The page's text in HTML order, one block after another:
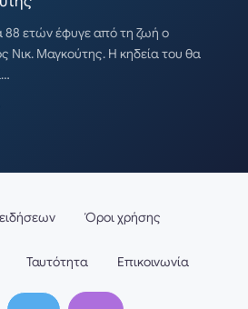
88 ετών έφυγε από τη ζωή ο
Νικ. Μαγκούτης. Η κηδεία του θα
Όροι χρήσης
Ταυτότητα Επικοινωνία